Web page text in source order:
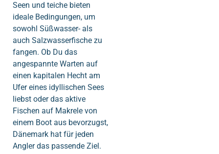
Seen und teiche bieten
ideale Bedingungen, um
sowohl Süßwasser- als
auch Salzwasserfische zu
fangen. Ob Du das
angespannte Warten auf
einen kapitalen Hecht am
Ufer eines idyllischen Sees
liebst oder das aktive
Fischen auf Makrele von
einem Boot aus bevorzugst,
Dänemark hat für jeden
Angler das passende Ziel.